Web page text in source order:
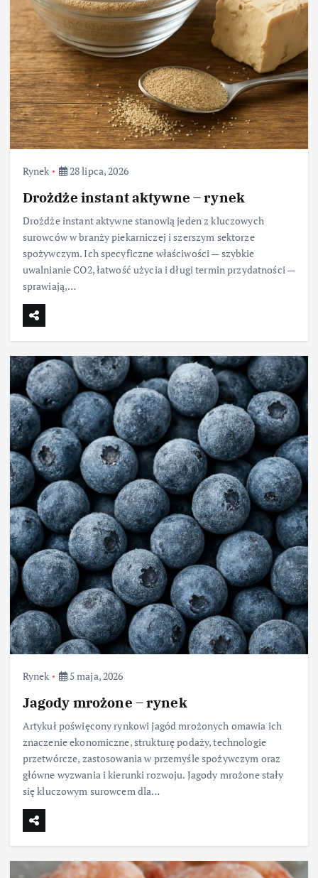
Rynek 28 lipca, 2026
Drożdże instant aktywne – rynek
Drożdże instant aktywne stanowią jeden z kluczowych
surowców w branży piekarniczej i szerszym sektorze
spożywczym. Ich specyficzne właściwości — szybkie
uwalnianie CO2, łatwość użycia i długi termin przydatności —
sprawiają,…
Rynek 5 maja, 2026
Jagody mrożone – rynek
Artykuł poświęcony rynkowi jagód mrożonych omawia ich
znaczenie ekonomiczne, strukturę podaży, technologie
przetwórcze, zastosowania w przemyśle spożywczym oraz
główne wyzwania i kierunki rozwoju. Jagody mrożone stały
się kluczowym surowcem dla…